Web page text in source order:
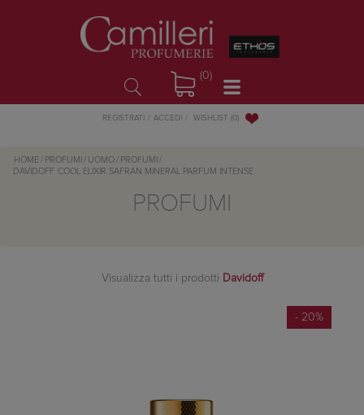
(0)
REGISTRATI ACCEDI WISHLIST (0)
HOME / PROFUMI / UOMO / PROFUMI /
DAVIDOFF COOL ELIXIR SAFRAN MINERAL PARFUM INTENSE
PROFUMI
Visualizza tutti i prodotti Davidoff
- 20%